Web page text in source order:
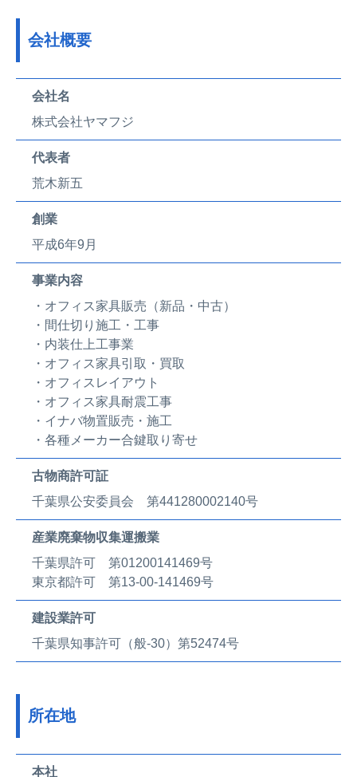
会社概要
会社名
株式会社ヤマフジ
代表者
荒木新五
創業
平成6年9月
事業内容
・オフィス家具販売（新品・中古）
・間仕切り施工・工事
・内装仕上工事業
・オフィス家具引取・買取
・オフィスレイアウト
・オフィス家具耐震工事
・イナバ物置販売・施工
・各種メーカー合鍵取り寄せ
古物商許可証
千葉県公安委員会 第441280002140号
産業廃棄物収集運搬業
千葉県許可 第01200141469号
東京都許可 第13-00-141469号
建設業許可
千葉県知事許可（般-30）第52474号
所在地
本社